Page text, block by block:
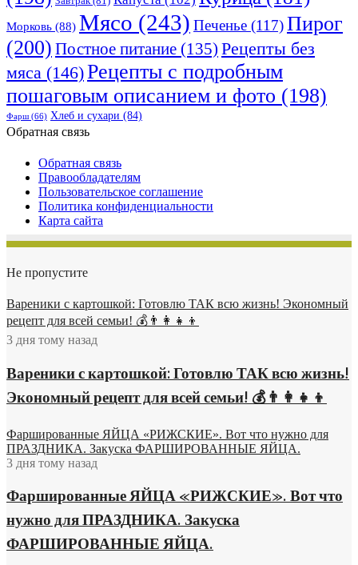
Морковь (88) Мясо (243) Печенье (117)Пирог
(200) Постное питание (135) Рецепты без
мяса (146)Рецепты с подробным
пошаговым описанием и фото (198)
Фарш(66) Хлеб и сухари (84)
Обратная связь
Обратная связь
Правообладателям
Пользовательское соглашение
Политика конфиденциальности
Карта сайта
Не пропустите
Вареники с картошкой: Готовлю ТАК всю жизнь! Экономный
рецепт для всей семьи! 💰👨👩👧👦
3 дня тому назад
Вареники с картошкой: Готовлю ТАК всю жизнь!
Экономный рецепт для всей семьи! 💰👨👩👧👦
Фаршированные ЯЙЦА «РИЖСКИЕ». Вот что нужно для
ПРАЗДНИКА. Закуска ФАРШИРОВАННЫЕ ЯЙЦА.
3 дня тому назад
Фаршированные ЯЙЦА «РИЖСКИЕ». Вот что
нужно для ПРАЗДНИКА. Закуска
ФАРШИРОВАННЫЕ ЯЙЦА.